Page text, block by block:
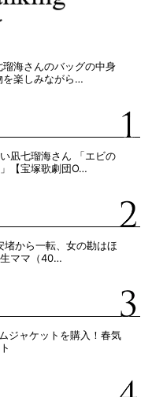
海さんのバッグの中身
を楽しみながら…
凪七瑠海さん 「エビの
【宝塚歌劇団O…
堵から一転、女の勘はほ
ママ（40…
ジャケットを購入！春気